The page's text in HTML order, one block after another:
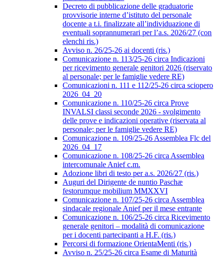
Decreto di pubblicazione delle graduatorie
provvisorie interne d’istituto del personale
docente a t.i. finalizzate all’individuazione di
eventuali soprannumerari per l’a.s. 2026/27 (con
elenchi ris.)
Avviso n. 26/25-26 ai docenti (ris.)
Comunicazione n. 113/25-26 circa Indicazioni
per ricevimento generale genitori 2026 (riservato
al personale; per le famiglie vedere RE)
Comunicazioni n. 111 e 112/25-26 circa sciopero
2026_04_20
Comunicazione n. 110/25-26 circa Prove
INVALSI classi seconde 2026 - svolgimento
delle prove e indicazioni operative (riservata al
personale; per le famiglie vedere RE)
Comunicazione n. 109/25-26 Assemblea Flc del
2026_04_17
Comunicazione n. 108/25-26 circa Assemblea
intercomunale Anief c.m.
Adozione libri di testo per a.s. 2026/27 (ris.)
Auguri del Dirigente de nuntio Paschæ
festorumque mobilium MMXXVI
Comunicazione n. 107/25-26 circa Assemblea
sindacale regionale Anief per il mese entrante
Comunicazione n. 106/25-26 circa Ricevimento
generale genitori – modalità di comunicazione
per i docenti partecipanti a H.F. (ris.)
Percorsi di formazione OrientaMenti (ris.)
Avviso n. 25/25-26 circa Esame di Maturità